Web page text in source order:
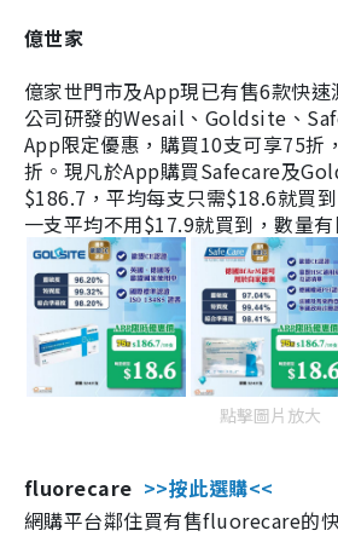
億世家
億家世門市及App現已有售6款快
公司研發的Wesail、Goldsite、
App限定優惠，購買10支可享75折
折。現凡於App購買Safecare及
$186.7，平均每支只需$18.6就買
一支平均不用$17.9就買到，數量有
點擊圖片放大
fluorecare >>按此選購<<
網購平台鄰住買有售fluorecare的